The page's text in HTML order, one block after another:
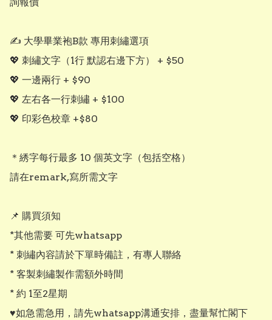
詢報價
✍️ 大學畢業袍B款 專用刺繡選項
💖 刺繡文字（1行 默認右邊下方） + $50
💖 一邊兩行 + $90
💖 左右各一行刺繡 + $100
💖 印彩色校章 +$80
＊綉字每行最多 10 個英文字（包括空格）
請在remark,寫所需文字
📌 購買須知
*其他需要 可先whatsapp
* 刺繡內容請於下單時備註，有專人聯絡
* 客製刺繡製作需額外時間
* 約 1至2星期
♥️如急需急用，請先whatsapp溝通安排，盡量幫忙閣下